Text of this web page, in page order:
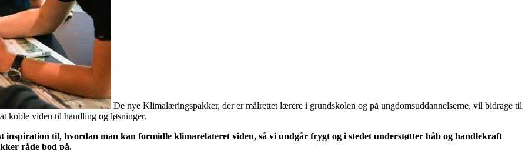
De nye Klimalæringspakker, der er målrettet lærere i grundskolen og på ungdomsuddannelserne, vil bidrage til
koble viden til handling og løsninger.
inspiration til, hvordan man kan formidle klimarelateret viden, så vi undgår frygt og i stedet understøtter håb og handlekraft
råde bod på.